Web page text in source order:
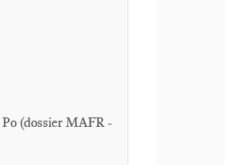
(dossier MAFR -